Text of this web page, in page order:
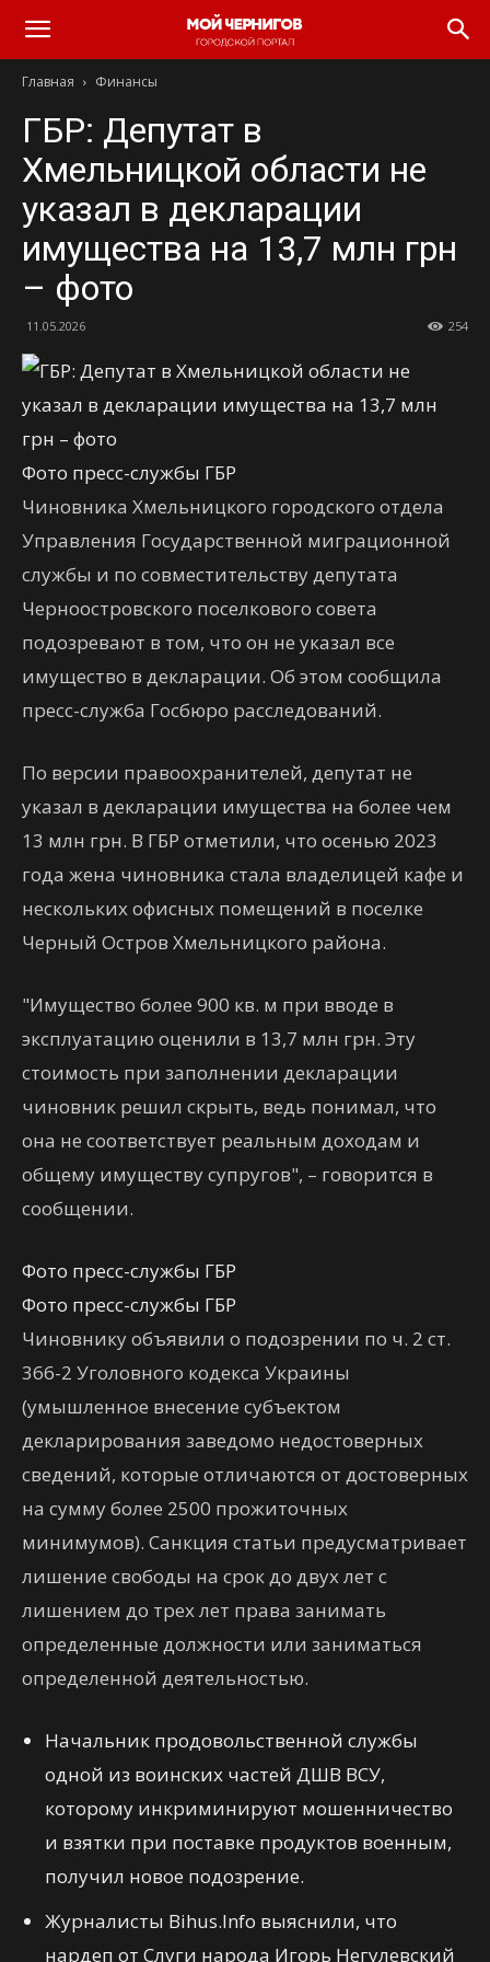
Главная Финансы
ГБР: Депутат в
Хмельницкой области не
указал в декларации
имущества на 13,7 млн грн
– фото
11.05.2026 254
Фото пресс-службы ГБР
Чиновника Хмельницкого городского отдела
Управления Государственной миграционной
службы и по совместительству депутата
Черноостровского поселкового совета
подозревают в том, что он не указал все
имущество в декларации. Об этом сообщила
пресс-служба Госбюро расследований.
По версии правоохранителей, депутат не
указал в декларации имущества на более чем
13 млн грн. В ГБР отметили, что осенью 2023
года жена чиновника стала владелицей кафе и
нескольких офисных помещений в поселке
Черный Остров Хмельницкого района.
"Имущество более 900 кв. м при вводе в
эксплуатацию оценили в 13,7 млн грн. Эту
стоимость при заполнении декларации
чиновник решил скрыть, ведь понимал, что
она не соответствует реальным доходам и
общему имуществу супругов", – говорится в
сообщении.
Фото пресс-службы ГБР
Фото пресс-службы ГБР
Чиновнику объявили о подозрении по ч. 2 ст.
366-2 Уголовного кодекса Украины
(умышленное внесение субъектом
декларирования заведомо недостоверных
сведений, которые отличаются от достоверных
на сумму более 2500 прожиточных
минимумов). Санкция статьи предусматривает
лишение свободы на срок до двух лет с
лишением до трех лет права занимать
определенные должности или заниматься
определенной деятельностью.
Начальник продовольственной службы
одной из воинских частей ДШВ ВСУ,
которому инкриминируют мошенничество
и взятки при поставке продуктов военным,
получил новое подозрение.
Журналисты Bihus.Info выяснили, что
нардеп от Слуги народа Игорь Негулевский